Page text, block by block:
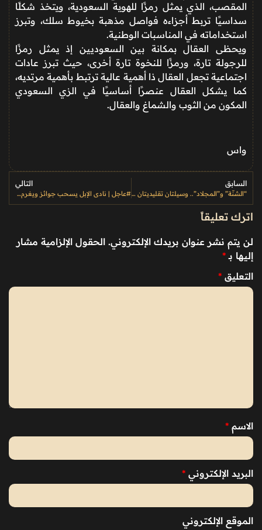
المقصب، الذي يمثل رمزًا للهوية السعودية، ويتخذ شكلًا
سداسيًا تربط أجزاءه فواصل مذهبة بخيوط سلك، وتبرز
استخداماته في المناسبات الوطنية.
ويحظى العقال بمكانة بين السعوديين إذ يمثل رمزًا
للرجولة تارة، ورمزًا للنخوة تارة أخرى، حيث تبرز عادات
اجتماعية تجعل العقال ذا أهمية عالية ترتبط بأهمية مرتديه،
كما يشكل العقال عنصرًا أساسيًا في الزي السعودي
المكون من الثوب والشماغ والعقال.
واس
السابق
“الشنّة” و”المجلاد”.. وسيلتان تقليديتان لحفظ التمور في العُلا
التالي
#عاجل | نادي الإبل يسحب جوائز ويغرم مخالفين بـ 3 ملايين ريال بمهرجان الملك عبدالعزيز
اترك تعليقاً
لن يتم نشر عنوان بريدك الإلكتروني. الحقول الإلزامية مشار
إليها بـ *
التعليق *
الاسم *
البريد الإلكتروني *
الموقع الإلكتروني